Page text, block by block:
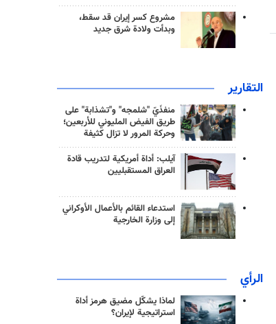
مشروع كسر إيران قد سقط،
وبدأت ولادة شرق جديد
التقارير
منفذَيّ "شلمجه" و"تشذابة" على
طريق الفيض المليوني للأربعين؛
وحركة المرور لا تزال كثيفة
آيلب: أداة أمريكية لتدريب قادة
العراق المستقبليين
استدعاء القائم بالأعمال الأوكراني
إلى وزارة الخارجية
الرأي
لماذا يشكّل مضيق هرمز أداة
استراتيجية لإيران؟